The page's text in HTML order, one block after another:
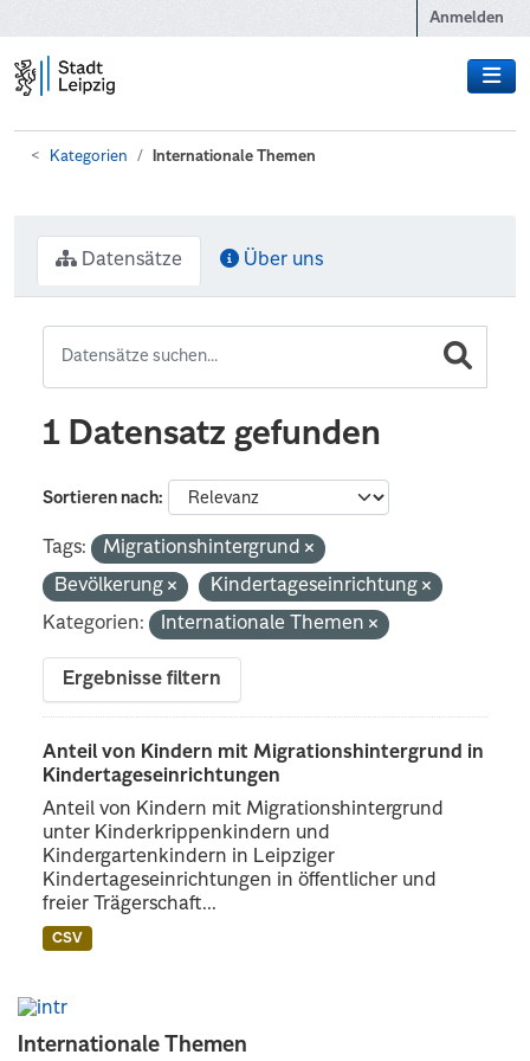
Anmelden
Kategorien Internationale Themen
Internationale Themen
Datensätze Über uns
1 Datensatz gefunden
Sortieren nach
Tags:
Migrationshintergrund
Bevölkerung
Kindertageseinrichtung
Kategorien:
Internationale Themen
Ergebnisse filtern
Anteil von Kindern mit Migrationshintergrund in
Kindertageseinrichtungen
Anteil von Kindern mit Migrationshintergrund
unter Kinderkrippenkindern und
Kindergartenkindern in Leipziger
Kindertageseinrichtungen in öffentlicher und
freier Trägerschaft...
CSV